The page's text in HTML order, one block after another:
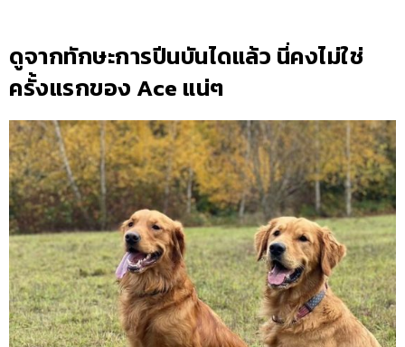
ดูจากทักษะการปีนบันไดแล้ว นี่คงไม่ใช่
ครั้งแรกของ Ace แน่ๆ